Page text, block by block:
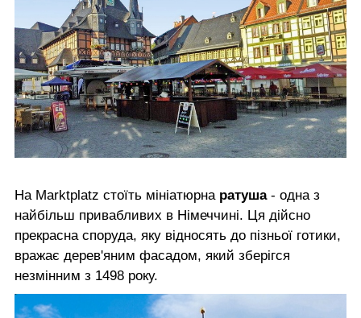
На Marktplatz стоїть мініатюрна ратуша- одна з
найбільш привабливих в Німеччині. Ця дійсно
прекрасна споруда, яку відносять до пізньої готики,
вражає дерев'яним фасадом, який зберігся
незмінним з 1498 року.